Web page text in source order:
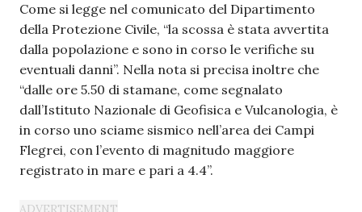
Come si legge nel comunicato del Dipartimento
della Protezione Civile, “la scossa è stata avvertita
dalla popolazione e sono in corso le verifiche su
eventuali danni”. Nella nota si precisa inoltre che
“dalle ore 5.50 di stamane, come segnalato
dall’Istituto Nazionale di Geofisica e Vulcanologia, è
in corso uno sciame sismico nell’area dei Campi
Flegrei, con l’evento di magnitudo maggiore
registrato in mare e pari a 4.4”.